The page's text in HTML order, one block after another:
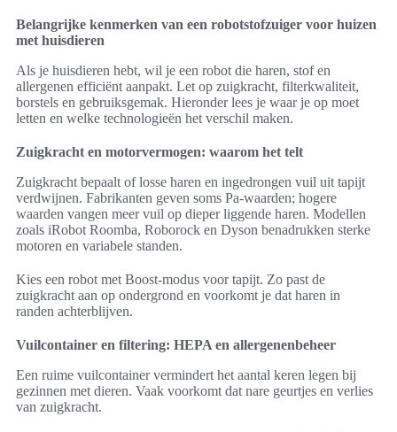
Belangrijke kenmerken van een robotstofzuiger voor huizen
met huisdieren
Als je huisdieren hebt, wil je een robot die haren, stof en
allergenen efficiënt aanpakt. Let op zuigkracht, filterkwaliteit,
borstels en gebruiksgemak. Hieronder lees je waar je op moet
letten en welke technologieën het verschil maken.
Zuigkracht en motorvermogen: waarom het telt
Zuigkracht bepaalt of losse haren en ingedrongen vuil uit tapijt
verdwijnen. Fabrikanten geven soms Pa-waarden; hogere
waarden vangen meer vuil op dieper liggende haren. Modellen
zoals iRobot Roomba, Roborock en Dyson benadrukken sterke
motoren en variabele standen.
Kies een robot met Boost-modus voor tapijt. Zo past de
zuigkracht aan op ondergrond en voorkomt je dat haren in
randen achterblijven.
Vuilcontainer en filtering: HEPA en allergenenbeheer
Een ruime vuilcontainer vermindert het aantal keren legen bij
gezinnen met dieren. Vaak voorkomt dat nare geurtjes en verlies
van zuigkracht.